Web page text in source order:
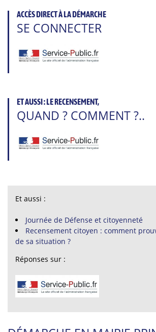
ACCÈS DIRECT À LA DÉMARCHE
SE CONNECTER
ET AUSSI : LE RECENSEMENT,
QUAND ? COMMENT ?..
Et aussi :
Journée de Défense et citoyenneté
Recensement citoyen : comment
de sa situation ?
Réponses sur :